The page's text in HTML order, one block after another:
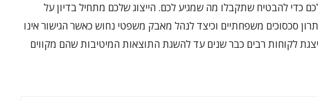
כדי להבטיח שתקבלו מה שמגיע לכם. הייצוג שלכם מתחיל בדיון על
סכסוכים משפחתיים וכיצד לנהל מאבק משפטי נחוש כאשר הגישור אינו
לקוחות רבים כבר שנים עד להשגת התוצאות המיטיבות שהם מקווים